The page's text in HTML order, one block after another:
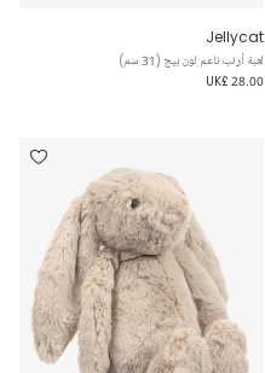
Jellycat
لعبة أرنب ناعم لون بيج (31 سم)
UK£ 28.00